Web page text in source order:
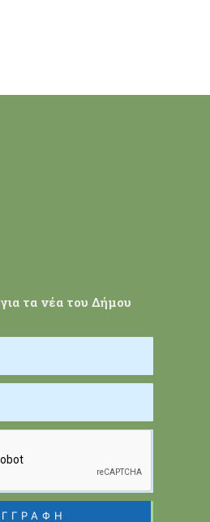
τα νέα του Δήμου